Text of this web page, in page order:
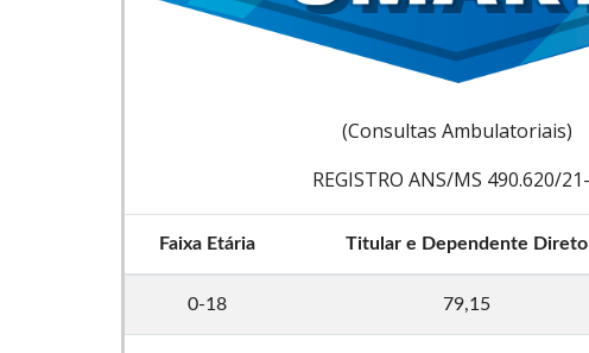
(Consultas Ambulatoriais)
REGISTRO ANS/MS 490.620/
Faixa Etária Titular e Dependente Direto
0-18 79,15